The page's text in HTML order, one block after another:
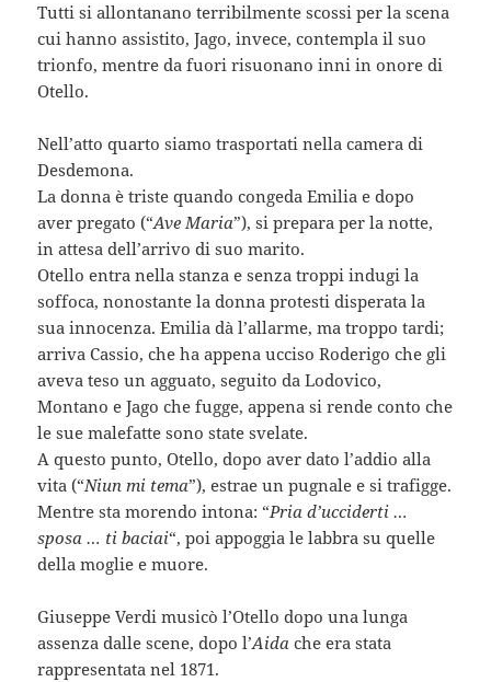
Tutti si allontanano terribilmente scossi per la scena
cui hanno assistito, Jago, invece, contempla il suo
trionfo, mentre da fuori risuonano inni in onore di
Otello.
Nell’atto quarto siamo trasportati nella camera di
Desdemona.
La donna è triste quando congeda Emilia e dopo
aver pregato (“Ave Maria”), si prepara per la notte,
in attesa dell’arrivo di suo marito.
Otello entra nella stanza e senza troppi indugi la
soffoca, nonostante la donna protesti disperata la
sua innocenza. Emilia dà l’allarme, ma troppo tardi;
arriva Cassio, che ha appena ucciso Roderigo che gli
aveva teso un agguato, seguito da Lodovico,
Montano e Jago che fugge, appena si rende conto che
le sue malefatte sono state svelate.
A questo punto, Otello, dopo aver dato l’addio alla
vita (“Niun mi tema”), estrae un pugnale e si trafigge.
Mentre sta morendo intona: “Pria d’ucciderti …
sposa … ti baciai“, poi appoggia le labbra su quelle
della moglie e muore.
Giuseppe Verdi musicò l’Otello dopo una lunga
assenza dalle scene, dopo l’Aidache era stata
rappresentata nel 1871.